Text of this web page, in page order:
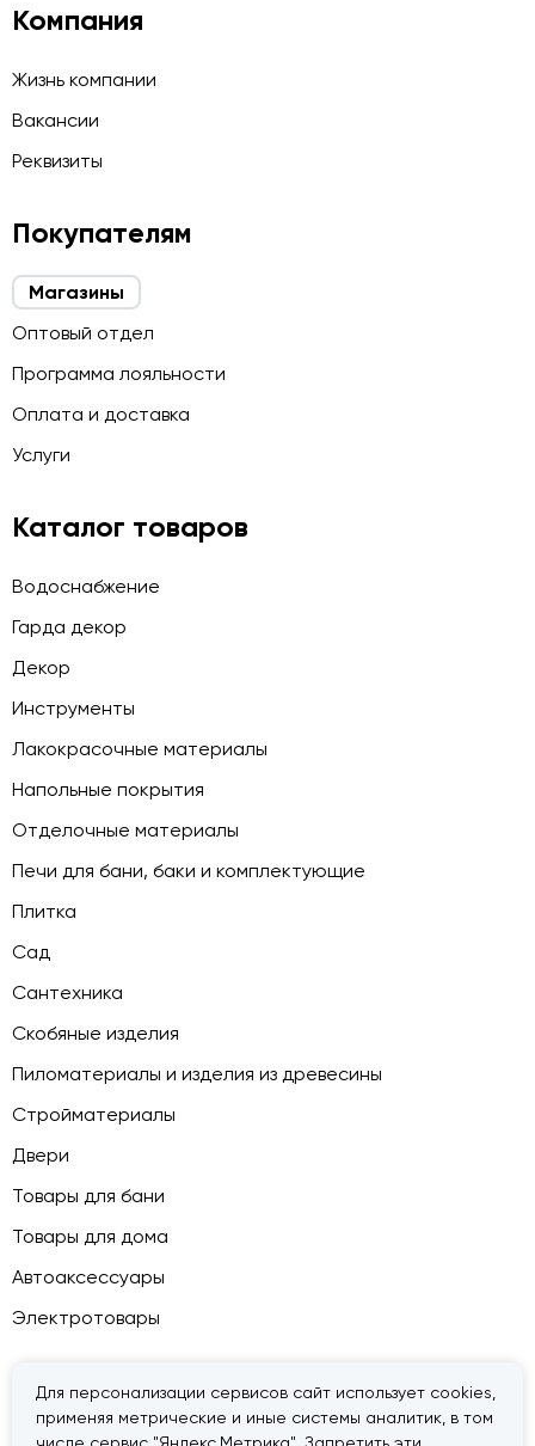
Для персонализации сервисов сайт использует cookies,
применяя метрические и иные системы аналитик, в том
Компания
Жизнь компании
Вакансии
Реквизиты
Покупателям
Магазины
Оптовый отдел
Программа лояльности
Оплата и доставка
Услуги
Каталог товаров
Водоснабжение
Гарда декор
Декор
Инструменты
Лакокрасочные материалы
Напольные покрытия
Отделочные материалы
Печи для бани, баки и комплектующие
Плитка
Сад
Сантехника
Скобяные изделия
Пиломатериалы и изделия из древесины
Стройматериалы
Двери
Товары для бани
Товары для дома
Автоаксессуары
Электротовары
© 2026 — «Дачник».Правовая информация